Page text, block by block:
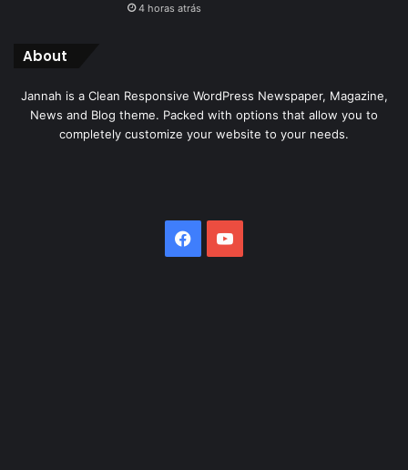
4 horas atrás
About
Jannah is a Clean Responsive WordPress Newspaper, Magazine,
News and Blog theme. Packed with options that allow you to
completely customize your website to your needs.
FacebookYouTube